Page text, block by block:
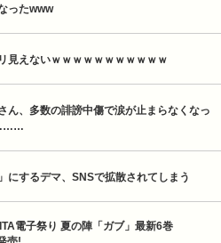
ったwww
見えないｗｗｗｗｗｗｗｗｗｗｗ
ん、多数の誹謗中傷で涙が止まらなくなっ
………
にするデマ、SNSで拡散されてしまう
電子祭り 夏の陣「ガブ」最新6巻